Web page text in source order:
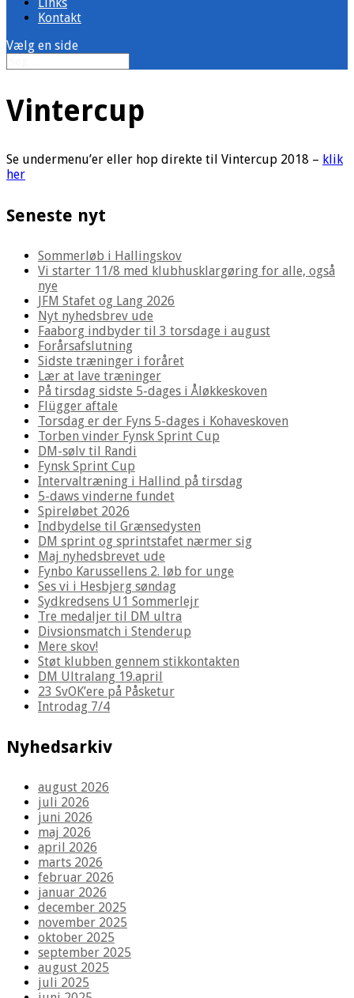
Kontakt
Vælg en side
Vintercup
Se undermenu’er eller hop direkte til Vintercup 2018 – klik
her
Seneste nyt
Sommerløb i Hallingskov
Vi starter 11/8 med klubhusklargøring for alle, også
nye
JFM Stafet og Lang 2026
Nyt nyhedsbrev ude
Faaborg indbyder til 3 torsdage i august
Forårsafslutning
Sidste træninger i foråret
Lær at lave træninger
På tirsdag sidste 5-dages i Åløkkeskoven
Flügger aftale
Torsdag er der Fyns 5-dages i Kohaveskoven
Torben vinder Fynsk Sprint Cup
DM-sølv til Randi
Fynsk Sprint Cup
Intervaltræning i Hallind på tirsdag
5-daws vinderne fundet
Spireløbet 2026
Indbydelse til Grænsedysten
DM sprint og sprintstafet nærmer sig
Maj nyhedsbrevet ude
Fynbo Karussellens 2. løb for unge
Ses vi i Hesbjerg søndag
Sydkredsens U1 Sommerlejr
Tre medaljer til DM ultra
Divsionsmatch i Stenderup
Mere skov!
Støt klubben gennem stikkontakten
DM Ultralang 19.april
23 SvOK’ere på Påsketur
Introdag 7/4
Nyhedsarkiv
august 2026
juli 2026
juni 2026
maj 2026
april 2026
marts 2026
februar 2026
januar 2026
december 2025
november 2025
oktober 2025
september 2025
august 2025
juli 2025